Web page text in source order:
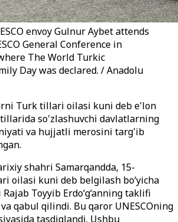
envoy Gulnur Aybet attends
General Conference in
The World Turkic
Day was declared. / Anadolu
Turk tillari oilasi kuni deb e'lon
so'zlashuvchi davlatlarning
va hujjatli merosini targ'ib
shahri Samarqandda, 15-
oilasi kuni deb belgilash bo‘yicha
Toyyib Erdo‘g‘anning taklifi
qabul qilindi. Bu qaror UNESCOning
tasdiqlandi. Ushbu